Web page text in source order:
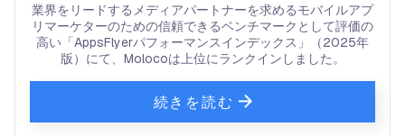
業界をリードするメディアパートナーを求めるモバイルアプ
リマーケターのための信頼できるベンチマークとして評価の
高い「AppsFlyerパフォーマンスインデックス」（2025年
版）にて、Molocoは上位にランクインしました。
続きを読む